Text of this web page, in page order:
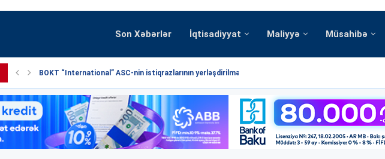
Son Xəbərlər İqtisadiyyat Maliyyə Müsahibə
BOKT “International” ASC-nin istiqrazlarının yerləşdirilməsi üzrə hərrac yekunlaşmışdır